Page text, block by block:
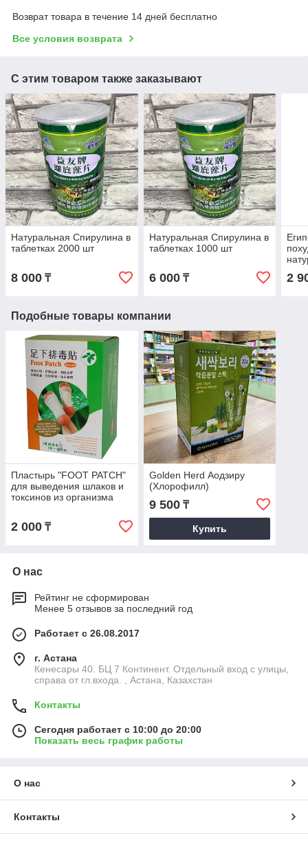
Возврат товара в течение 14 дней бесплатно
Все условия возврата
С этим товаром также заказывают
Натуральная Спирулина в
таблетках 2000 шт
8 000 ₸
Натуральная Спирулина в
таблетках 1000 шт
6 000₸ 2
Подобные товары компании
Пластырь "FOOT PATCH"
для выведения шлаков и
токсинов из организма
2 000 ₸
Golden Herd Аодзиру
(Хлорофилл)
9 500₸
Купить
О нас
Рейтинг не сформирован
Менее 5 отзывов за последний год
Работает с 26.08.2017
г. Астана
Кенесары 40. БЦ 7 Континент. Отдельный вход с улицы,
справа от гл.входа. , Астана, Казахстан
Контакты
Сегодня работает с 10:00 до 20:00
Показать весь график работы
О нас
Контакты